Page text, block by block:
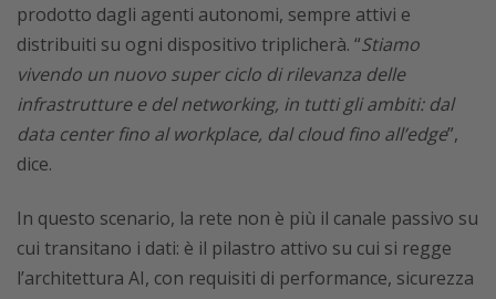
prodotto dagli agenti autonomi, sempre attivi e
distribuiti su ogni dispositivo triplicherà. “Stiamo
vivendo un nuovo super ciclo di rilevanza delle
infrastrutture e del networking, in tutti gli ambiti: dal
data center fino al workplace, dal cloud fino all’edge”,
dice.
In questo scenario, la rete non è più il canale passivo su
cui transitano i dati: è il pilastro attivo su cui si regge
l’architettura AI, con requisiti di performance, sicurezza